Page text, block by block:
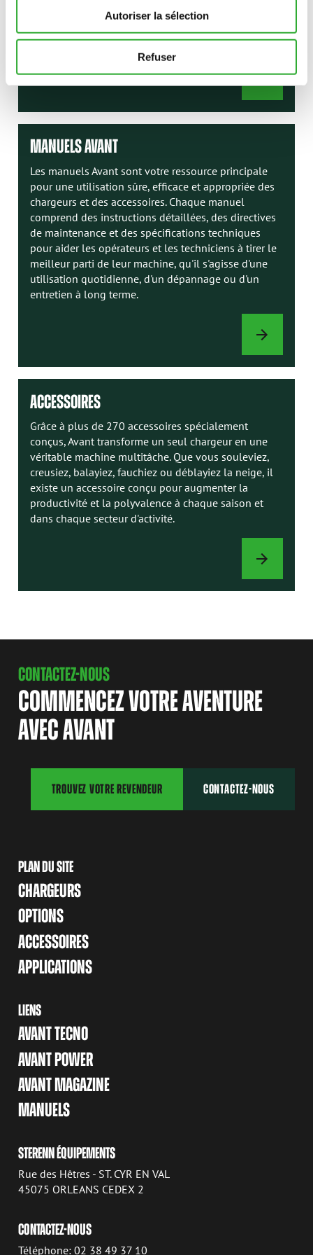
Autoriser la sélection
Refuser
d'arrimage, les options Avant vous permettent de
construire la machine idéale pour n'importe quel
travail ou n'importe quelle saison.
OPTIONS
CHARGEUR
MANUELS AVANT
Les manuels Avant sont votre ressource principale
pour une utilisation sûre, efficace et appropriée des
chargeurs et des accessoires. Chaque manuel
comprend des instructions détaillées, des directives
de maintenance et des spécifications techniques
pour aider les opérateurs et les techniciens à tirer le
meilleur parti de leur machine, qu'il s'agisse d'une
utilisation quotidienne, d'un dépannage ou d'un
entretien à long terme.
MANUELS
ACCESSOIRES
Grâce à plus de 270 accessoires spécialement
conçus, Avant transforme un seul chargeur en une
véritable machine multitâche. Que vous souleviez,
creusiez, balayiez, fauchiez ou déblayiez la neige, il
existe un accessoire conçu pour augmenter la
productivité et la polyvalence à chaque saison et
dans chaque secteur d'activité.
ACCESSOIRES
CONTACTEZ-NOUS
COMMENCEZ VOTRE AVENTURE
AVEC AVANT
TROUVEZ VOTRE REVENDEUR CONTACTEZ-NOUS
PLAN DU SITE
CHARGEURS
OPTIONS
ACCESSOIRES
APPLICATIONS
LIENS
AVANT TECNO
AVANT POWER
AVANT MAGAZINE
MANUELS
STERENN ÉQUIPEMENTS
Rue des Hêtres - ST. CYR EN VAL
45075 ORLEANS CEDEX 2
CONTACTEZ-NOUS
Téléphone: 02 38 49 37 10